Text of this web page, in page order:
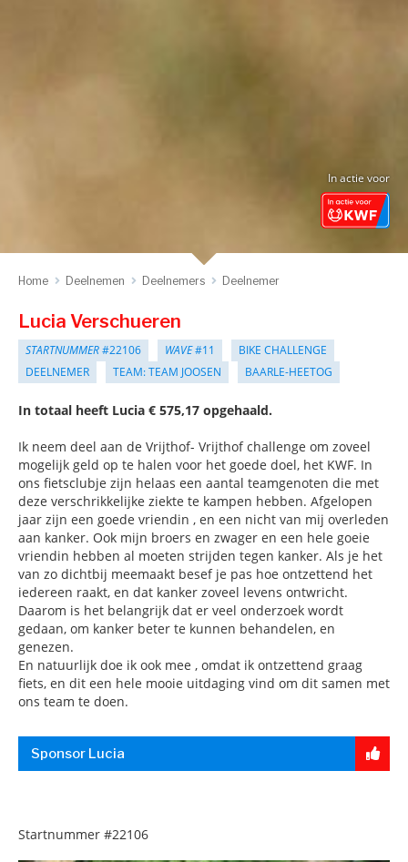
In actie voor
Home Deelnemen Deelnemers Deelnemer
Lucia Verschueren
STARTNUMMER#22106 WAVE#11
BIKE CHALLENGE
DEELNEMER
TEAM: TEAM JOOSEN BAARLE-HEETOG
In totaal heeft Lucia € 575,17 opgehaald.
Ik neem deel aan de Vrijthof- Vrijthof challenge om zoveel
mogelijk geld op te halen voor het goede doel, het KWF. In
ons fietsclubje zijn helaas een aantal teamgenoten die met
deze verschrikkelijke ziekte te kampen hebben. Afgelopen
jaar zijn een goede vriendin , en een nicht van mij overleden
aan kanker. Ook mijn broers en zwager en een hele goeie
vriendin hebben al moeten strijden tegen kanker. Als je het
van zo dichtbij meemaakt besef je pas hoe ontzettend het
iedereen raakt, en dat kanker zoveel levens ontwricht.
Daarom is het belangrijk dat er veel onderzoek wordt
gedaan, om kanker beter te kunnen behandelen, en
genezen.
En natuurlijk doe ik ook mee , omdat ik ontzettend graag
fiets, en dit een hele mooie uitdaging vind om dit samen met
ons team te doen.
Sponsor Lucia
Startnummer #22106